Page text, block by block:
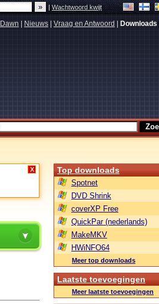
|Wachtwoord kwijt
Nieuws Vraag en Antwoord Downloads
X Top downloads
Spotnet
DVD Shrink
coverXP Free
QuickPar (nederlands)
MakeMKV
HWiNFO64
Meer top downloads
Laatste toevoegingen
Meer laatste toevoegingen